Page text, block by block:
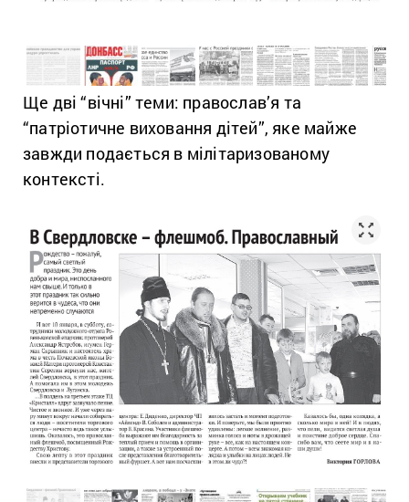
Ще дві “вічні” теми: православ’я та
“патріотичне виховання дітей”, яке майже
завжди подається в мілітаризованому
контексті.